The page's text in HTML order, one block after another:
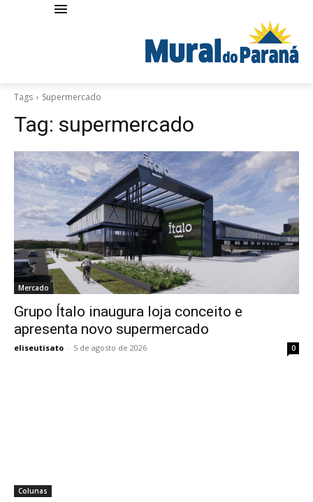
Tags Supermercado
Tag: supermercado
Mercado
Grupo Ítalo inaugura loja conceito e
apresenta novo supermercado
eliseutisato - 5 de agosto de 2026 0
Colunas